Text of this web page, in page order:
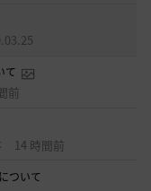
て
前
14 時間前
ついて